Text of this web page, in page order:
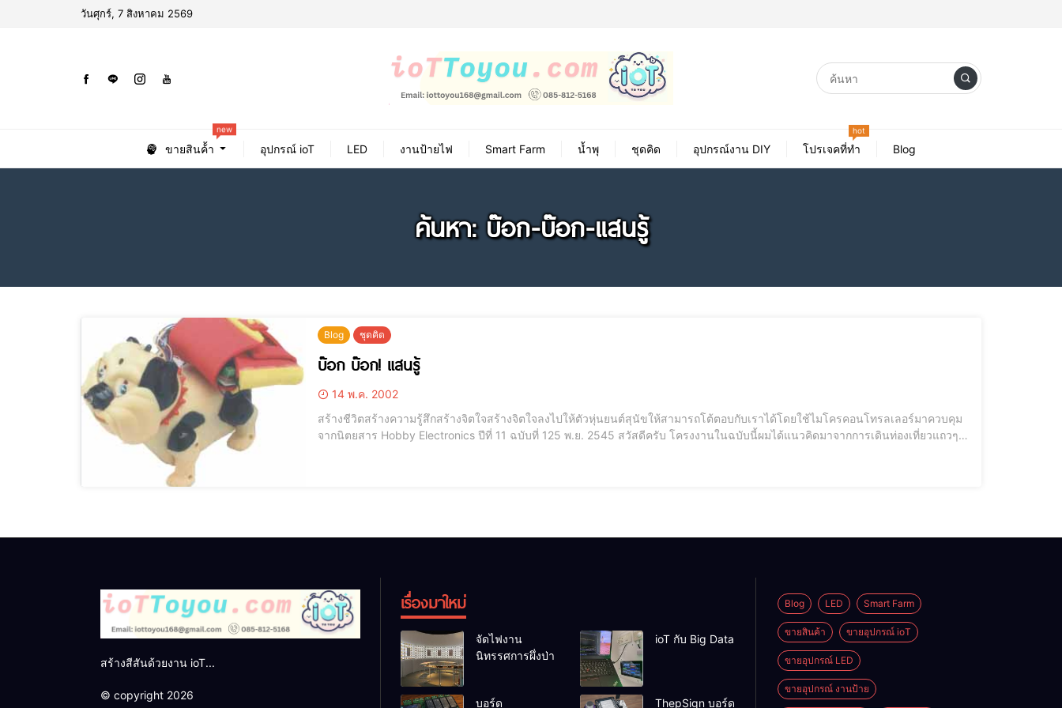
วันศุกร์, 7 สิงหาคม 2569
ขายสินค้้า
new
อุปกรณ์ ioT LED งานป้ายไฟ Smart Farm น้ำพุ ชุดคิด อุปกรณ์งาน DIY โปรเจคที่ทำ
hot
Blog
ค้นหา: บ๊อก-บ๊อก-แสนรู้
Blog ชุดคิด
บ๊อก บ๊อก! แสนรู้
14 พ.ค. 2002
สร้างชีวิตสร้างความรู้สึกสร้างจิตใจสร้างจิตใจลงไปให้ตัวหุ่นยนต์สุนัขให้สามารถโต้ตอบกับเราได้โดยใช้ไมโครคอนโทรลเลอร์มาควบคุม
จากนิตยสาร Hobby Electronics ปีที่ 11 ฉบับที่ 125 พ.ย. 2545 สวัสดีครับ โครงงานในฉบับนี้ผมได้แนวคิดมาจากการเดินท่องเที่ยวแถวๆ
สร้างสีสันด้วยงาน ioT...
© copyright 2026
เรื่องมาใหม่
จัดไฟงาน
นิทรรศการผึ่งป่า
ioT กับ Big Data
บอร์ด ThepSign บอร์ด
Blog LED Smart Farm
ขายสินค้า ขายอุปกรณ์ ioT
ขายอุปกรณ์ LED
ขายอุปกรณ์ งานป้าย